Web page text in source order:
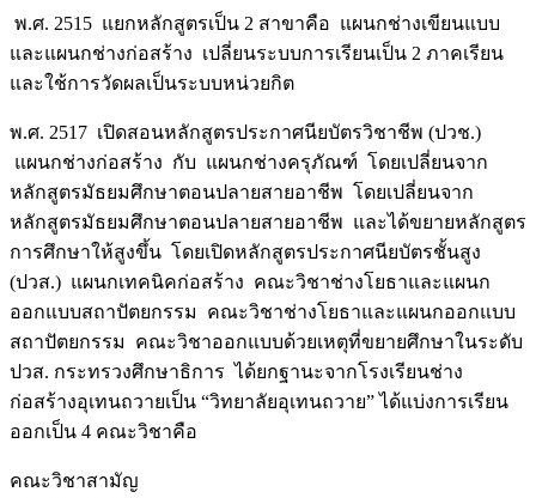
พ.ศ. 2515 แยกหลักสูตรเป็น 2 สาขาคือ แผนกช่างเขียนแบบ
และแผนกช่างก่อสร้าง เปลี่ยนระบบการเรียนเป็น 2 ภาคเรียน
และใช้การวัดผลเป็นระบบหน่วยกิต
พ.ศ. 2517 เปิดสอนหลักสูตรประกาศนียบัตรวิชาชีพ (ปวช.)
แผนกช่างก่อสร้าง กับ แผนกช่างครุภัณฑ์ โดยเปลี่ยนจาก
หลักสูตรมัธยมศึกษาตอนปลายสายอาชีพ โดยเปลี่ยนจาก
หลักสูตรมัธยมศึกษาตอนปลายสายอาชีพ และได้ขยายหลักสูตร
การศึกษาให้สูงขึ้น โดยเปิดหลักสูตรประกาศนียบัตรชั้นสูง
(ปวส.) แผนกเทคนิคก่อสร้าง คณะวิชาช่างโยธาและแผนก
ออกแบบสถาปัตยกรรม คณะวิชาช่างโยธาและแผนกออกแบบ
สถาปัตยกรรม คณะวิชาออกแบบด้วยเหตุที่ขยายศึกษาในระดับ
ปวส. กระทรวงศึกษาธิการ ได้ยกฐานะจากโรงเรียนช่าง
ก่อสร้างอุเทนถวายเป็น “วิทยาลัยอุเทนถวาย” ได้แบ่งการเรียน
ออกเป็น 4 คณะวิชาคือ
คณะวิชาสามัญ